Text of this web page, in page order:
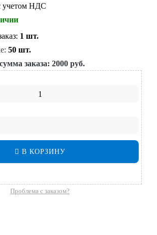
учетом НДС
1 шт.
50 шт.
заказа: 2000 руб.
В КОРЗИНУ
Проблема с заказом?